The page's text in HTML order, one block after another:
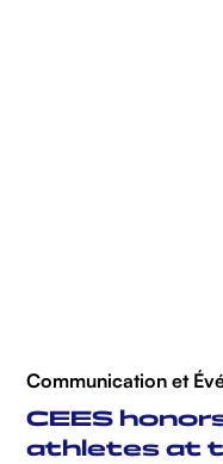
Communication et
CEES
athletes at